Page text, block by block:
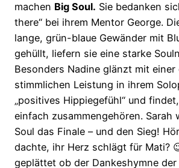
machen Big Soul. Sie bedanken
there“ bei ihrem Mentor George.
lange, grün-blaue Gewänder mit
gehüllt, liefern sie eine starke
Besonders Nadine glänzt mit einer
stimmlichen Leistung in ihrem
„positives Hippiegefühl“ und
einfach zusammengehören. Sarah
Soul das Finale – und den Sieg!
dachte, ihr Herz schlägt für Mati?
geplättet ob der Dankeshymne der